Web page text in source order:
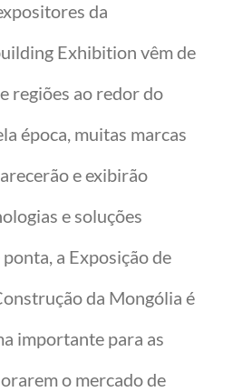
da
Exhibition vêm de
regiões ao redor do
época, muitas marcas
e exibirão
e soluções
a Exposição de
da Mongólia é
importante para as
o mercado de